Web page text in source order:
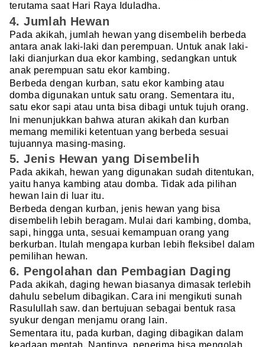
terutama saat Hari Raya Iduladha.
4. Jumlah Hewan
Pada akikah, jumlah hewan yang disembelih berbeda
antara anak laki-laki dan perempuan. Untuk anak laki-
laki dianjurkan dua ekor kambing, sedangkan untuk
anak perempuan satu ekor kambing.
Berbeda dengan kurban, satu ekor kambing atau
domba digunakan untuk satu orang. Sementara itu,
satu ekor sapi atau unta bisa dibagi untuk tujuh orang.
Ini menunjukkan bahwa aturan akikah dan kurban
memang memiliki ketentuan yang berbeda sesuai
tujuannya masing-masing.
5. Jenis Hewan yang Disembelih
Pada akikah, hewan yang digunakan sudah ditentukan,
yaitu hanya kambing atau domba. Tidak ada pilihan
hewan lain di luar itu.
Berbeda dengan kurban, jenis hewan yang bisa
disembelih lebih beragam. Mulai dari kambing, domba,
sapi, hingga unta, sesuai kemampuan orang yang
berkurban. Itulah mengapa kurban lebih fleksibel dalam
pemilihan hewan.
6. Pengolahan dan Pembagian Daging
Pada akikah, daging hewan biasanya dimasak terlebih
dahulu sebelum dibagikan. Cara ini mengikuti sunah
Rasulullah saw. dan bertujuan sebagai bentuk rasa
syukur dengan menjamu orang lain.
Sementara itu, pada kurban, daging dibagikan dalam
keadaan mentah. Nantinya, penerima bisa mengolah